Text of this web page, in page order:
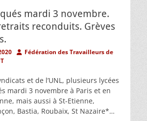
mardi 3 novembre.
reconduits. Grèves
AuthorFédération des Travailleurs de
et de l’UNL, plusieurs lycées
mardi 3 novembre à Paris et en
mais aussi à St-Etienne,
Bastia, Roubaix, St Nazaire*…